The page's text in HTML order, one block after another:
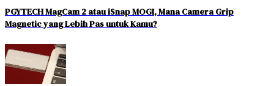
PGYTECH MagCam 2 atau iSnap MOGI, Mana Camera Grip
Magnetic yang Lebih Pas untuk Kamu?